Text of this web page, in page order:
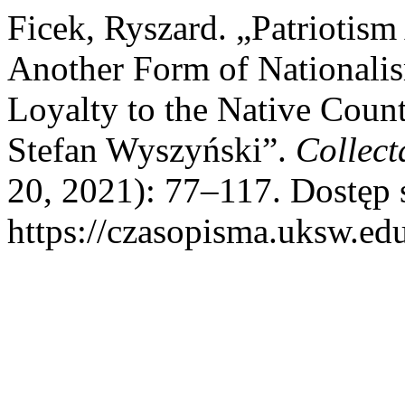
Ficek, Ryszard.
Another Form of
Loyalty to the Native
Stefan Wyszyński”.
20, 2021): 77–117. Dostęp
https://